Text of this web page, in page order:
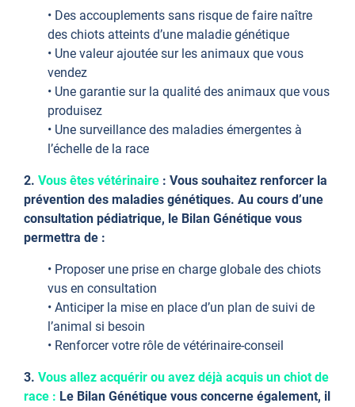
• Des accouplements sans risque de faire naître
des chiots atteints d’une maladie génétique
• Une valeur ajoutée sur les animaux que vous
vendez
• Une garantie sur la qualité des animaux que vous
produisez
• Une surveillance des maladies émergentes à
l’échelle de la race
2. Vous êtes vétérinaire : Vous souhaitez renforcer la
prévention des maladies génétiques. Au cours d’une
consultation pédiatrique, le Bilan Génétique vous
permettra de :
• Proposer une prise en charge globale des chiots
vus en consultation
• Anticiper la mise en place d’un plan de suivi de
l’animal si besoin
• Renforcer votre rôle de vétérinaire-conseil
3. Vous allez acquérir ou avez déjà acquis un chiot de
race : Le Bilan Génétique vous concerne également, il